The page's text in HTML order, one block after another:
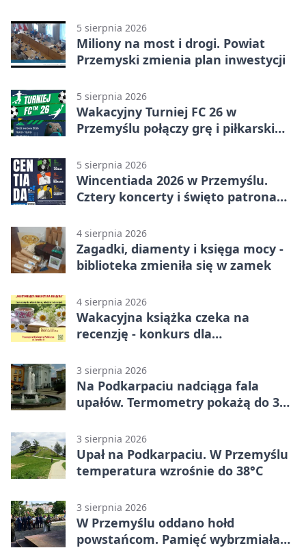
5 sierpnia 2026
Miliony na most i drogi. Powiat
Przemyski zmienia plan inwestycji
5 sierpnia 2026
Wakacyjny Turniej FC 26 w
Przemyślu połączy grę i piłkarski
5 sierpnia 2026
Wincentiada 2026 w Przemyślu.
Cztery koncerty i święto patrona
4 sierpnia 2026
Zagadki, diamenty i księga mocy -
biblioteka zmieniła się w zamek
4 sierpnia 2026
Wakacyjna książka czeka na
recenzję - konkurs dla
3 sierpnia 2026
Na Podkarpaciu nadciąga fala
upałów. Termometry pokażą do 36
3 sierpnia 2026
Upał na Podkarpaciu. W Przemyślu
temperatura wzrośnie do 38°C
3 sierpnia 2026
W Przemyślu oddano hołd
powstańcom. Pamięć wybrzmiała